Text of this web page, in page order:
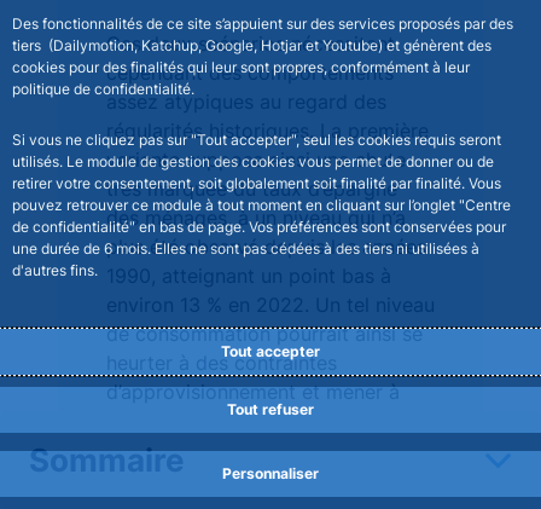
Des fonctionnalités de ce site s’appuient sur des services proposés par des
tiers (Dailymotion, Katchup, Google, Hotjar et Youtube) et génèrent des
cookies pour des finalités qui leur sont propres, conformément à leur
politique de confidentialité.
Si vous ne cliquez pas sur "Tout accepter", seul les cookies requis seront
utilisés. Le module de gestion des cookies vous permet de donner ou de
retirer votre consentement, soit globalement soit finalité par finalité. Vous
pouvez retrouver ce module à tout moment en cliquant sur l’onglet "Centre
de confidentialité" en bas de page. Vos préférences sont conservées pour
une durée de 6 mois. Elles ne sont pas cédées à des tiers ni utilisées à
d'autres fins.
Tout accepter
Tout refuser
Personnaliser
Sommaire
Ces deux scénarios nécessitent
cependant des comportements
assez atypiques au regard des
régularités historiques. La première
variante suppose ainsi une chute
très marquée du taux d’épargne
des ménages, à un niveau qui n’a
plus été observé depuis les années
1990, atteignant un point bas à
environ 13 % en 2022. Un tel niveau
de consommation pourrait ainsi se
heurter à des contraintes
d’approvisionnement et mener à
une hausse des importations. La
seconde variante suppose quant à
elle un taux d’investissement des